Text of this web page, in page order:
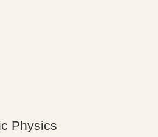
Physics